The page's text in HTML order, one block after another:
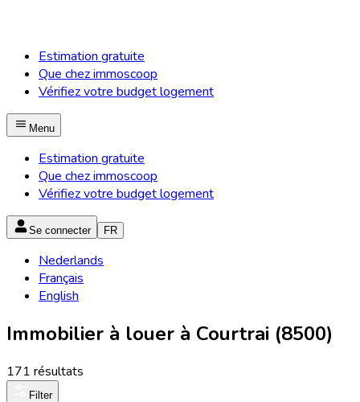
Estimation gratuite
Que chez immoscoop
Vérifiez votre budget logement
Menu
Estimation gratuite
Que chez immoscoop
Vérifiez votre budget logement
Se connecter FR
Nederlands
Français
English
Immobilier à louer à Courtrai (8500)
171 résultats
Filter